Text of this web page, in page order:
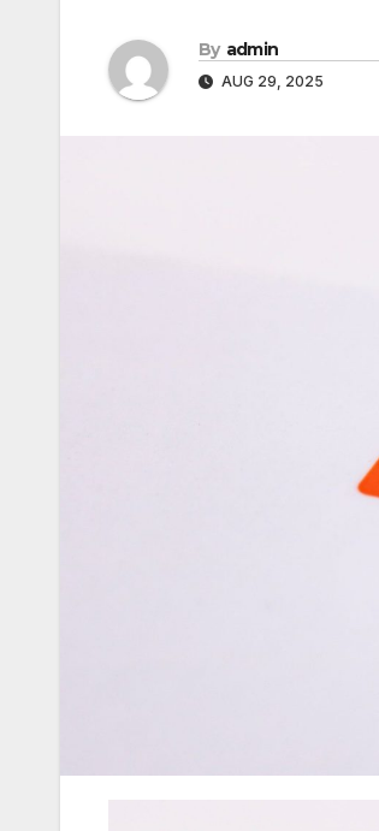
By admin
AUG 29, 2025